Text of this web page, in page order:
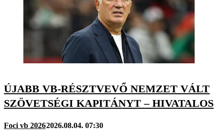
ÚJABB VB-RÉSZTVEVŐ NEMZET VÁLT
SZÖVETSÉGI KAPITÁNYT – HIVATALOS
Foci vb 20262026.08.04. 07:30